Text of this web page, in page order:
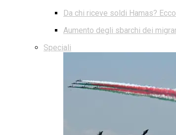
Da chi riceve soldi Hamas?
Aumento degli sbarchi dei
Speciali